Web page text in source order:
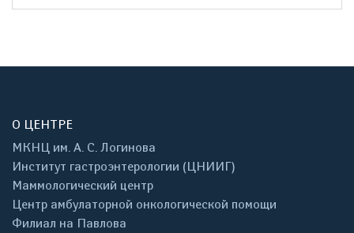
О ЦЕНТРЕ
МКНЦ им. А. С. Логинова
Институт гастроэнтерологии (ЦНИИГ)
Маммологический центр
Центр амбулаторной онкологической помощи
Филиал на Павлова